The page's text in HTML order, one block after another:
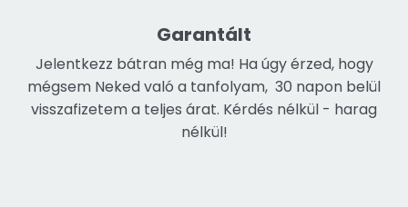
Garantált
Jelentkezz bátran még ma! Ha úgy érzed, hogy
mégsem Neked való a tanfolyam, 30 napon belül
visszafizetem a teljes árat. Kérdés nélkül - harag
nélkül!